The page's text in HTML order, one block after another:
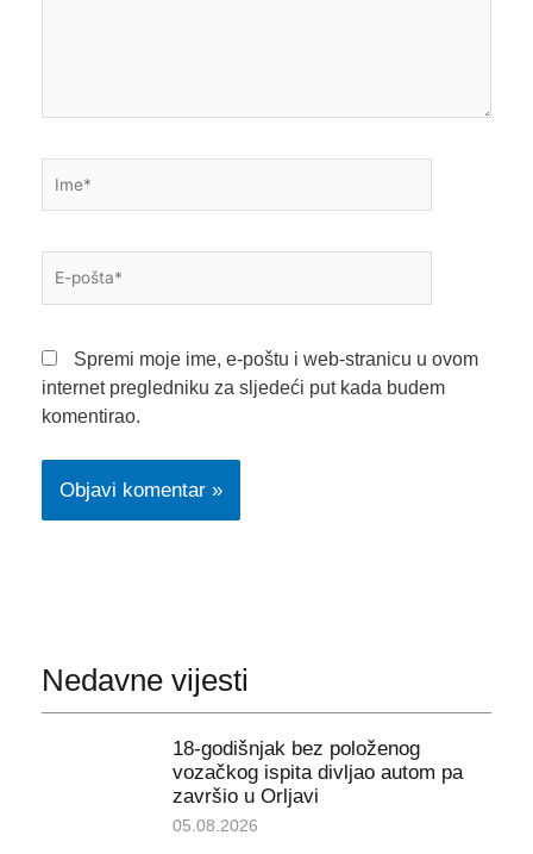
pošta*
Spremi moje ime, e-poštu i web-stranicu u ovom
internet pregledniku za sljedeći put kada budem
komentirao.
Nedavne vijesti
18-godišnjak bez položenog
vozačkog ispita divljao autom pa
završio u Orljavi
05.08.2026